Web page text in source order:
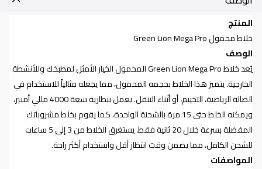
المنتج
خلاط محمول
الوصف
يُعد خلاط
المحمول الخيار الأمثل لمطبخك وللأنشطة
الخارجية. يتميز هذا الخلاط بحجمه المحمول، مما يجعله مثالياً للاستخدام في
الصالة الرياضية، التخييم، أو أثناء التنقل. يعمل ببطارية سعة 4000 مللي أمبير،
ويمكنه الخلط حتى 15 مرة بالشحنة الواحدة، كما يقوم بخلط مشروباتك
المفضلة بسرعة خلال 20 ثانية فقط. يستغرق الخلاط من 3 إلى 5 ساعات
للشحن الكامل، مما يضمن وقت انتظار أقل واستخدام أكثر راحة.
المواصفات